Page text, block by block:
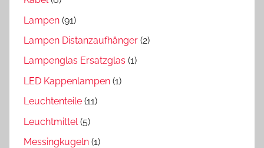
Lampen (91)
Lampen Distanzaufhänger (2)
Lampenglas Ersatzglas (1)
LED Kappenlampen (1)
Leuchtenteile (11)
Leuchtmittel (5)
Messingkugeln (1)